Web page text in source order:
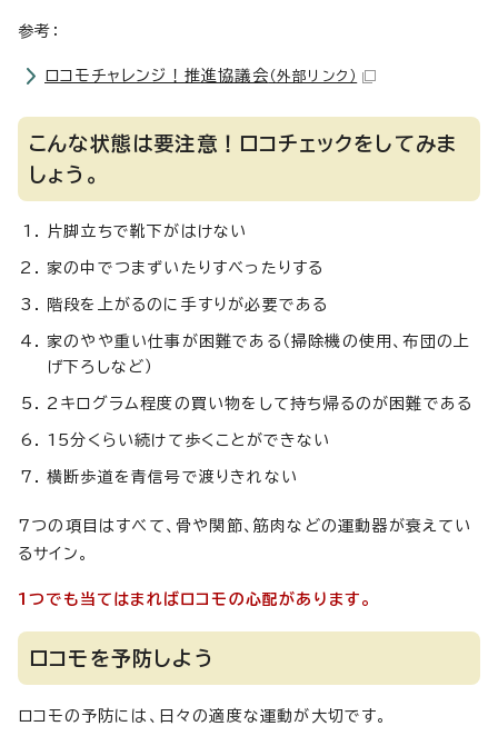
参考：
ロコモチャレンジ！推進協議会 （外部リンク）
こんな状態は要注意！ロコチェックをしてみま
しょう。
片脚立ちで靴下がはけない
家の中でつまずいたりすべったりする
階段を上がるのに手すりが必要である
家のやや重い仕事が困難である（掃除機の使用、布団の上
げ下ろしなど）
2キログラム程度の買い物をして持ち帰るのが困難である
15分くらい続けて歩くことができない
横断歩道を青信号で渡りきれない
7つの項目はすべて、骨や関節、筋肉などの運動器が衰えてい
るサイン。
1つでも当てはまればロコモの心配があります。
ロコモを予防しよう
ロコモの予防には、日々の適度な運動が大切です。